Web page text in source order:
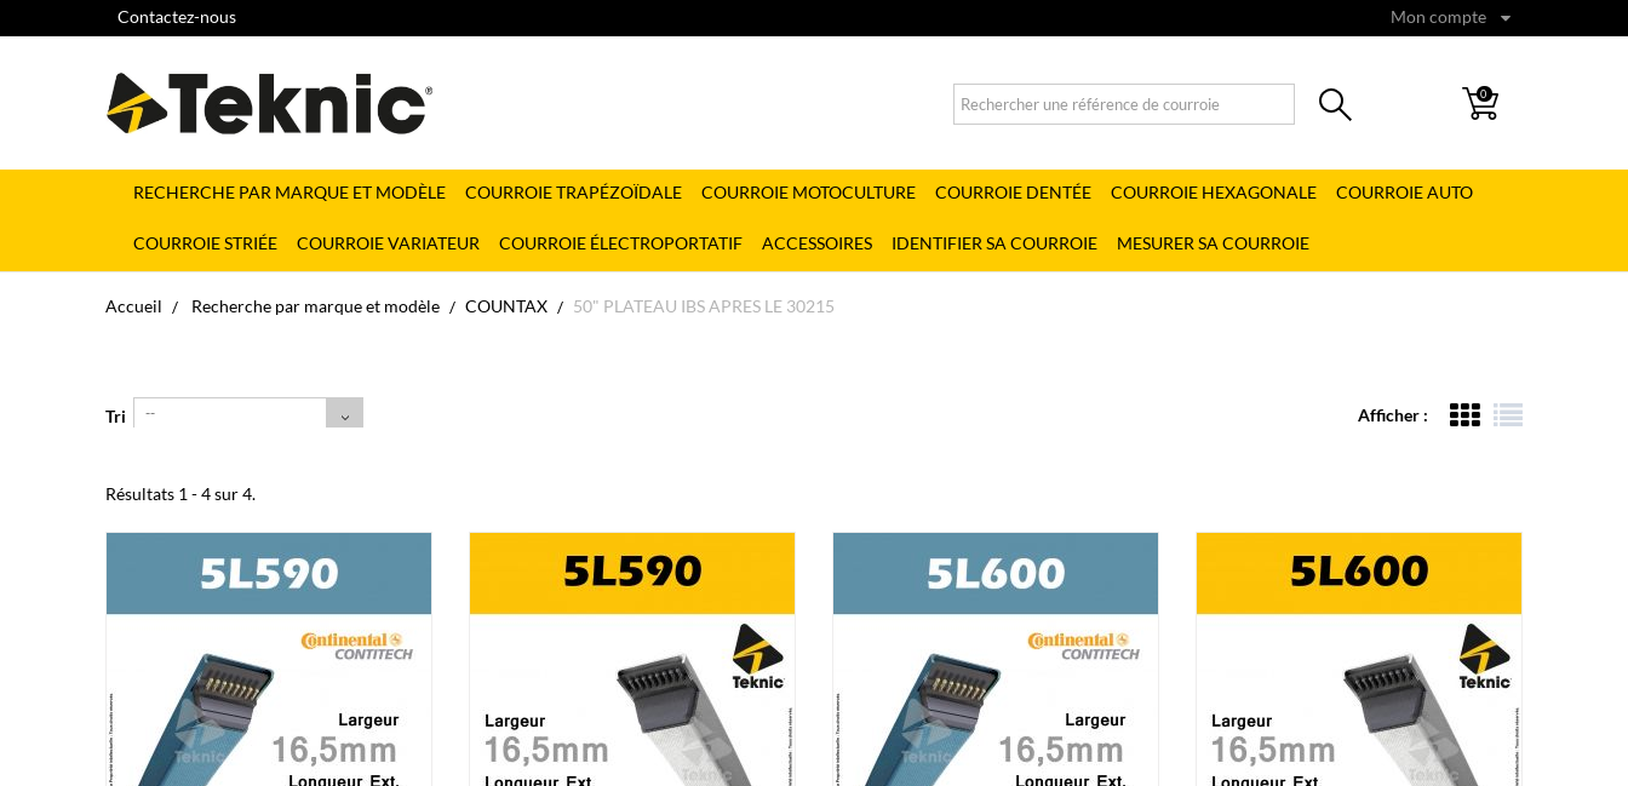
Mon compte
Contactez-nous
0
RECHERCHE PAR MARQUE ET MODÈLE COURROIE TRAPÉZOÏDALE COURROIE MOTOCULTURE COURROIE DENTÉE COURROIE HEXAGONALE COURROIE AUTO
COURROIE STRIÉE COURROIE VARIATEUR COURROIE ÉLECTROPORTATIF ACCESSOIRES IDENTIFIER SA COURROIE MESURER SA COURROIE
Accueil Recherche par marque et modèle COUNTAX 50" PLATEAU IBS APRES LE 30215
Afficher :
Tri --
Résultats 1 - 4 sur 4.